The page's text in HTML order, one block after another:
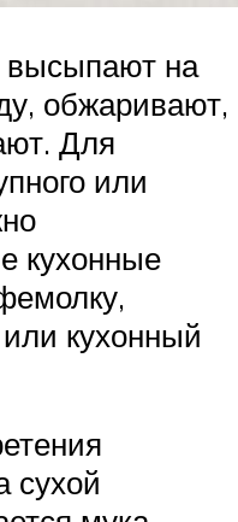
высыпают на
обжаривают,
Для
или
кухонные
кухонный
сухой